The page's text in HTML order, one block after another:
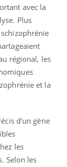
avec la
Plus
régional, les
et la
d’un gène
les
Selon les